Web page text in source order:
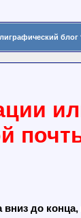
блог
до конца,